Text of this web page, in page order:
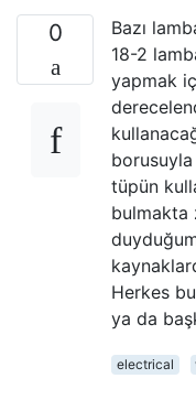
0
Bazı
18-2
yapmak
tüpün
bulmakta
Herkes
ya da
electrical